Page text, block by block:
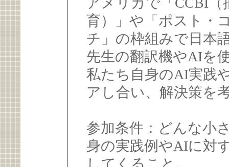
育）」や「ポスト・
チ」の枠組みで日本
先生の翻訳機やAIを
私たち自身のAI実践
アし合い、解決策を
参加条件：どんな小
身の実践例やAIに対
してくること。